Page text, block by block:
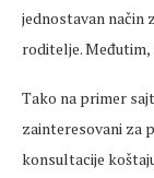
jednostavan način
roditelje. Međutim,
Tako na primer
zainteresovani za
konsultacije